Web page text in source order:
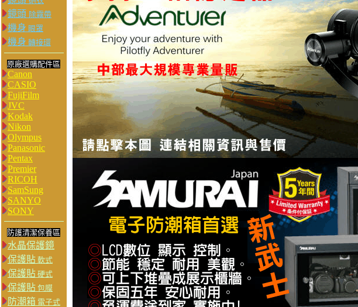
鏡頭 除霧帶
機身 眼罩
機身 轉接環
原廠選購配件區
Canon
CASIO
FujiFilm
JVC
Kodak
Nikon
Olympus
Panasonic
Pentax
Premier
RICOH
SamSung
SANYO
SONY
防護清潔保養區
水晶保護鏡
保護貼 軟式
保護貼 硬式
保護貼 包膜
防潮箱 電子式